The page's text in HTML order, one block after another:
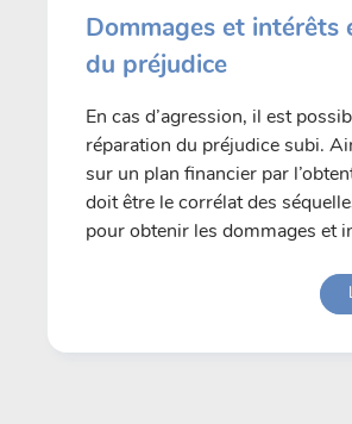
Dommages et intérêts
du préjudice
En cas d’agression, il est
réparation du préjudice subi.
sur un plan financier par
doit être le corrélat des
pour obtenir les dommages et